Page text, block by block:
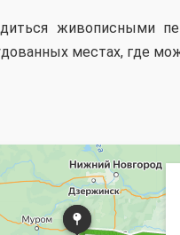
живописными
местах, где
Карты